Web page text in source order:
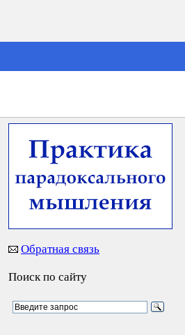
Обратная связь
Поиск по сайту